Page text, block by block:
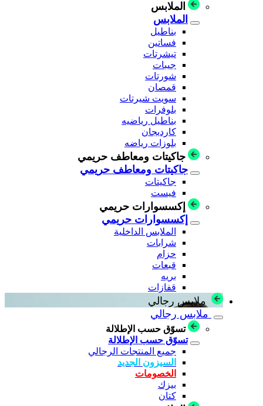
الملابس
الملابس
بناطيل
فساتين
تيشرتات
جيبات
شورتات
قمصان
سويت شيرتات
بلوفرات
بناطيل رياضيه
كارديجان
بلوزات رياضه
جاكيتات ومعاطف حريمي
جاكيتات ومعاطف حريمي
جاكيتات
فيست
إكسسوارات حريمي
إكسسوارات حريمي
الملابس الداخلية
شرابات
حزام
قبعات
بريه
قفازات
ملابس رجالي
ملابس رجالي
تسوّق حسب الإطلالة
تسوّق حسب الإطلالة
جميع المنتجات الرجالي
السيزون الجديد
الخصومات
بيزك
كتان